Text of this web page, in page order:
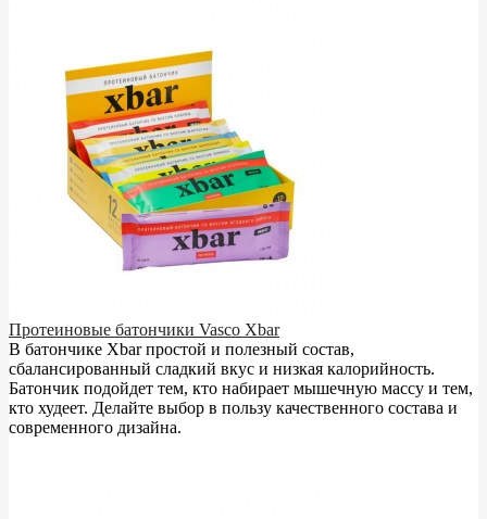
Протеиновые батончики Vasco Xbar
В батончике Xbar простой и полезный состав,
сбалансированный сладкий вкус и низкая калорийность.
Батончик подойдет тем, кто набирает мышечную массу и тем,
кто худеет. Делайте выбор в пользу качественного состава и
современного дизайна.